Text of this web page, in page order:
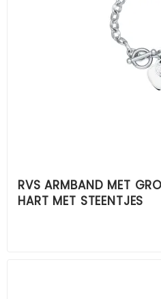
RVS ARMBAND MET
HART MET STEENTJES